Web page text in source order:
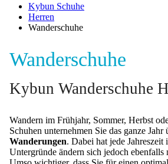
Kybun Schuhe
Herren
Wanderschuhe
Wanderschuhe
Kybun Wanderschuhe
Wandern im Frühjahr, Sommer, Herbst
Schuhen unternehmen Sie das ganze Jahr
Wanderungen. Dabei hat jede
Untergründe ändern sich jedoch ebenfalls